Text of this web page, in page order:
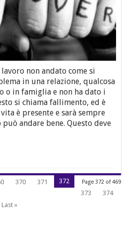
non andato come si
in una relazione, qualcosa
o in famiglia e non ha dato i
si chiama fallimento, ed è
è presente e sarà sempre
andare bene. Questo deve
Page 372 of 469
370 371
372
373
374
Last »